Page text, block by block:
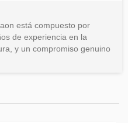
está compuesto por
de experiencia en la
y un compromiso genuino